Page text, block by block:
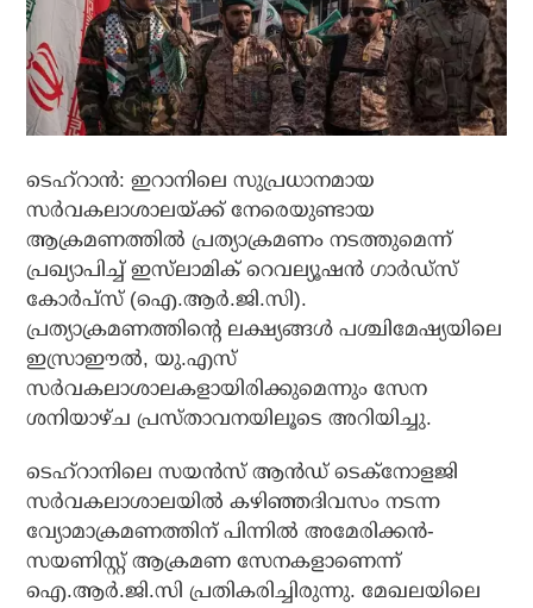
ടെഹ്‌റാന്‍: ഇറാനിലെ സുപ്രധാനമായ
സര്‍വകലാശാലയ്ക്ക് നേരെയുണ്ടായ
ആക്രമണത്തില്‍ പ്രത്യാക്രമണം നടത്തുമെന്ന്
പ്രഖ്യാപിച്ച് ഇസ്‌ലാമിക് റെവല്യൂഷന്‍ ഗാര്‍ഡ്‌സ്
കോര്‍പ്‌സ് (ഐ.ആര്‍.ജി.സി).
പ്രത്യാക്രമണത്തിന്റെ ലക്ഷ്യങ്ങള്‍ പശ്ചിമേഷ്യയിലെ
ഇസ്രാഈല്‍, യു.എസ്
സര്‍വകലാശാലകളായിരിക്കുമെന്നും സേന
ശനിയാഴ്ച പ്രസ്താവനയിലൂടെ അറിയിച്ചു.
ടെഹ്റാനിലെ സയന്‍സ് ആന്‍ഡ് ടെക്നോളജി
സര്‍വകലാശാലയില്‍ കഴിഞ്ഞദിവസം നടന്ന
വ്യോമാക്രമണത്തിന് പിന്നില്‍ അമേരിക്കന്‍-
സയണിസ്റ്റ് ആക്രമണ സേനകളാണെന്ന്
ഐ.ആര്‍.ജി.സി പ്രതികരിച്ചിരുന്നു. മേഖലയിലെ